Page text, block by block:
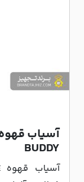
BUDDY